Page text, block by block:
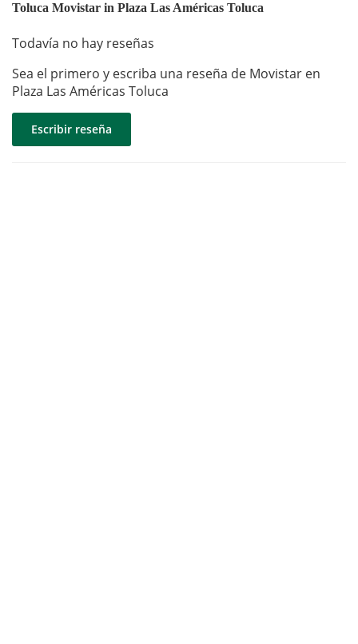
Toluca Movistar in Plaza Las Américas Toluca
Todavía no hay reseñas
Sea el primero y escriba una reseña de Movistar en
Plaza Las Américas Toluca
Escribir reseña